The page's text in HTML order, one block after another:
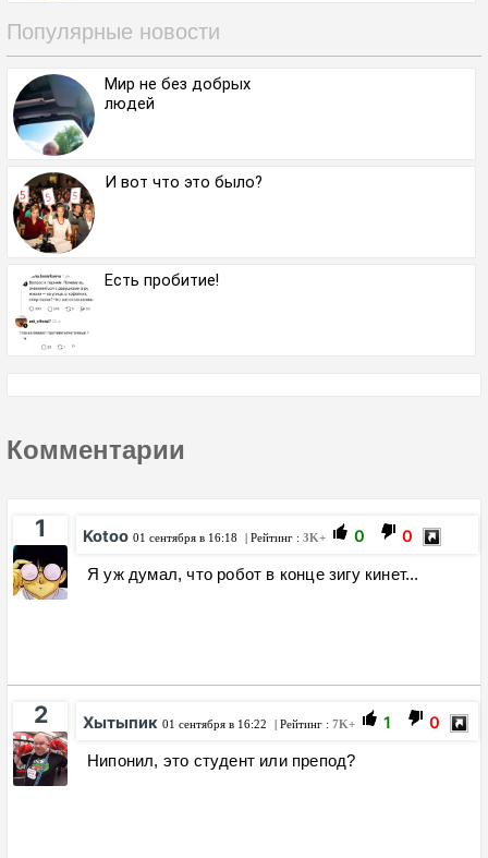
Популярные новости
Мир не без добрых
людей
И вот что это было?
Есть пробитие!
Комментарии
1 Kotoo 01 сентября в 16:18 | Рейтинг : 3K+ 0 0
Я уж думал, что робот в конце зигу кинет...
2 Хытыпик 01 сентября в 16:22 | Рейтинг : 7K+ 1 0
Нипонил, это студент или препод?